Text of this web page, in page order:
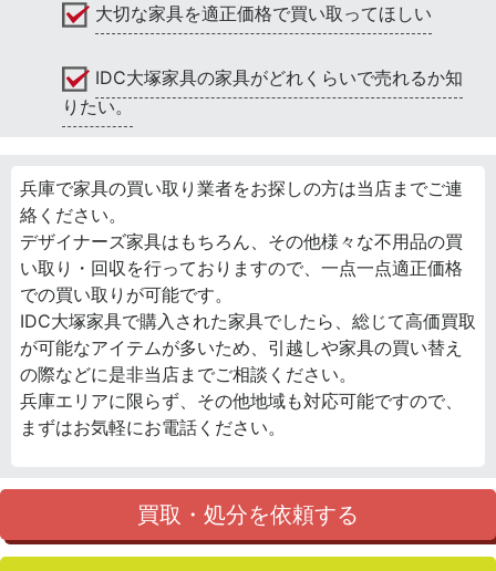
大切な家具を適正価格で買い取ってほしい
IDC大塚家具の家具がどれくらいで売れるか知
りたい。
兵庫で家具の買い取り業者をお探しの方は当店までご連
絡ください。
デザイナーズ家具はもちろん、その他様々な不用品の買
い取り・回収を行っておりますので、一点一点適正価格
での買い取りが可能です。
IDC大塚家具で購入された家具でしたら、総じて高価買取
が可能なアイテムが多いため、引越しや家具の買い替え
の際などに是非当店までご相談ください。
兵庫エリアに限らず、その他地域も対応可能ですので、
まずはお気軽にお電話ください。
買取・処分を依頼する